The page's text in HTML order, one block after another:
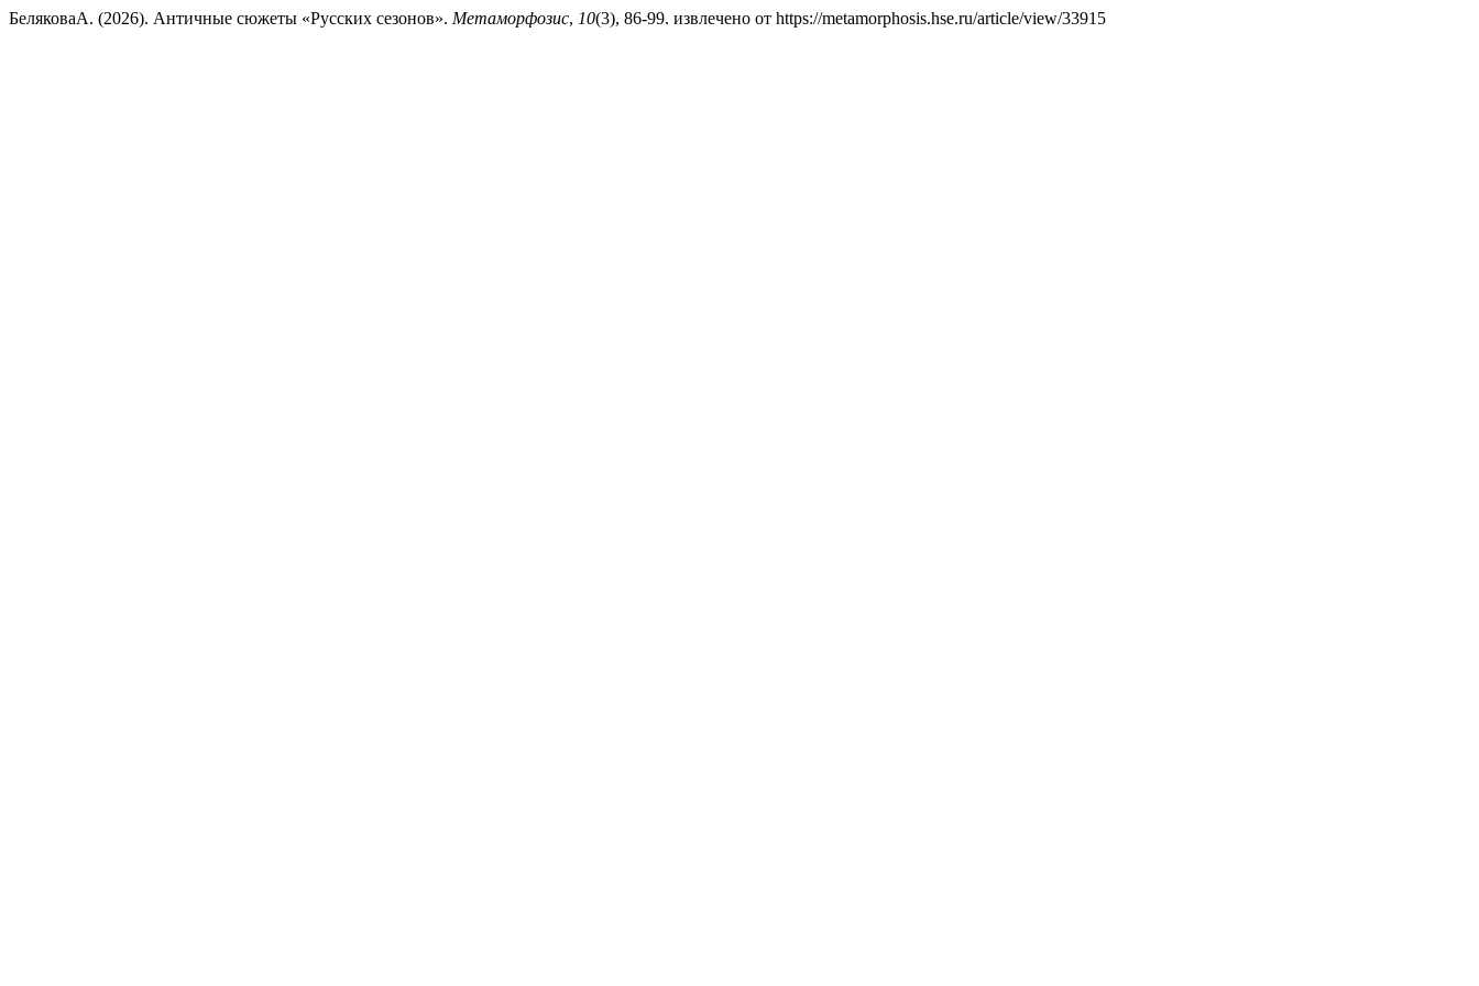
БеляковаА. (2026). Античные сюжеты «Русских сезонов». Метаморфозис, 10(3), 86-99. извлечено от https://metamorphosis.hse.ru/article/view/33915